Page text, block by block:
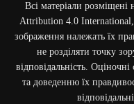
Всі матеріали розміщені
Attribution 4.0 International,
зображення належать їх
не розділяти точку
відповідальність.
та доведенню їх